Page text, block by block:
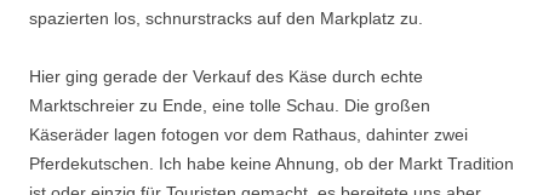
spazierten los, schnurstracks auf den Markplatz zu.
Hier ging gerade der Verkauf des Käse durch echte
Marktschreier zu Ende, eine tolle Schau. Die großen
Käseräder lagen fotogen vor dem Rathaus, dahinter zwei
Pferdekutschen. Ich habe keine Ahnung, ob der Markt Tradition